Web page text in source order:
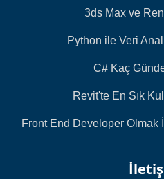
3ds Max ve
Python ile Veri
C# Kaç
Revit'te En Sık
Front End Developer Olmak